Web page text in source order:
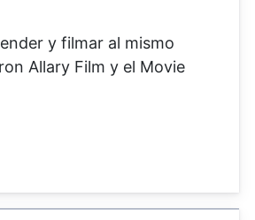
y filmar al mismo
Allary Film y el Movie